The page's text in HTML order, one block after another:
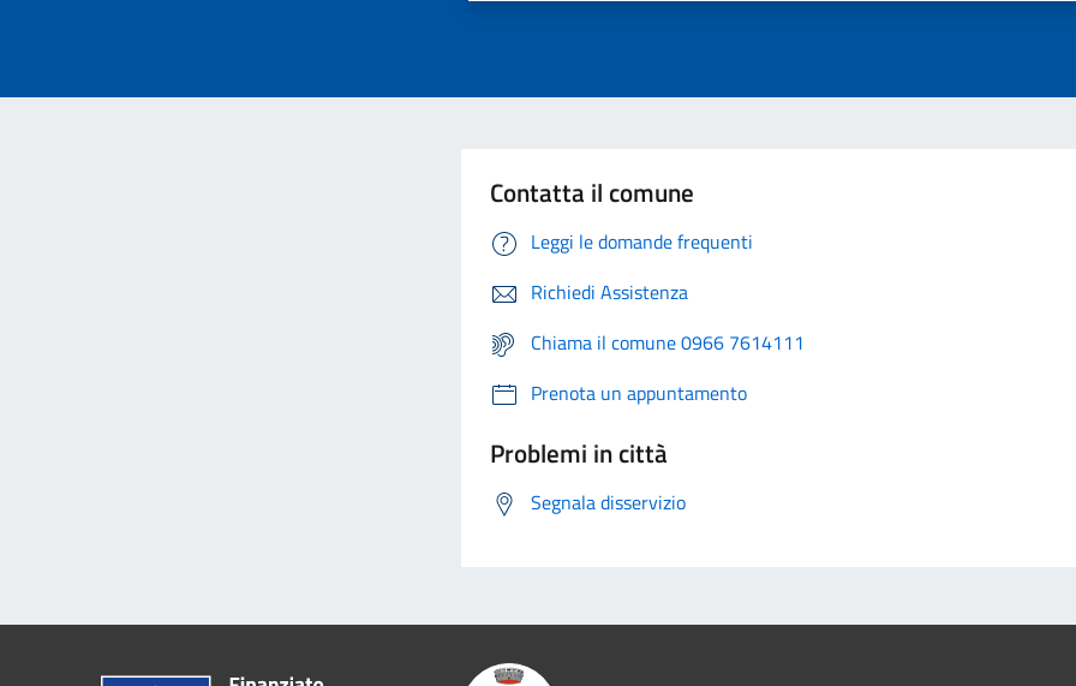
Contatta il comune
Leggi le domande frequenti
Richiedi Assistenza
Chiama il comune 0966 7614111
Prenota un appuntamento
Problemi in città
Segnala disservizio